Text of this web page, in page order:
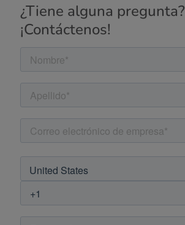
¿Tiene alguna pregunta?
¡Contáctenos!